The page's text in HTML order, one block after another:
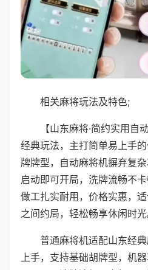
相关麻将玩法及特色;
【山东麻将·简约实用
经典玩法，主打简单易上手
牌牌型，自动麻将机摒弃复
启动即可开局，洗牌流畅不卡
做工扎实耐用，价格实惠，
之间约局，轻松畅享休闲时光
普通麻将机适配山东经
上手，支持基础胡牌型，机